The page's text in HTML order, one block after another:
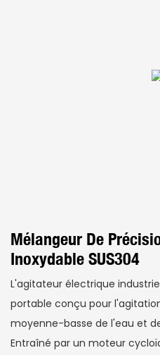
Mélangeur De
Inoxydable SUS304
L'agitateur électrique
portable conçu pour
moyenne-basse de l'eau et
Entraîné par un moteur